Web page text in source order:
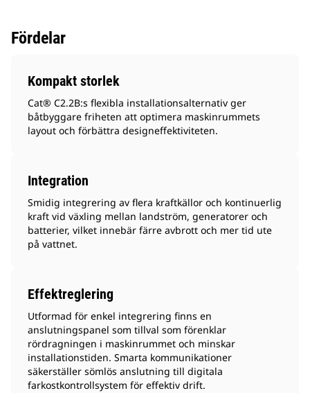
Fördelar
Kompakt storlek
Cat® C2.2B:s flexibla installationsalternativ ger
båtbyggare friheten att optimera maskinrummets
layout och förbättra designeffektiviteten.
Integration
Smidig integrering av flera kraftkällor och kontinuerlig
kraft vid växling mellan landström, generatorer och
batterier, vilket innebär färre avbrott och mer tid ute
på vattnet.
Effektreglering
Utformad för enkel integrering finns en
anslutningspanel som tillval som förenklar
rördragningen i maskinrummet och minskar
installationstiden. Smarta kommunikationer
säkerställer sömlös anslutning till digitala
farkostkontrollsystem för effektiv drift.